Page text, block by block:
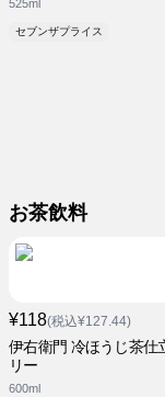
525ml
セブンザプライス
お茶飲料
¥118(税込¥127.44)
伊右衛門 冷ほうじ茶仕
リー
600ml